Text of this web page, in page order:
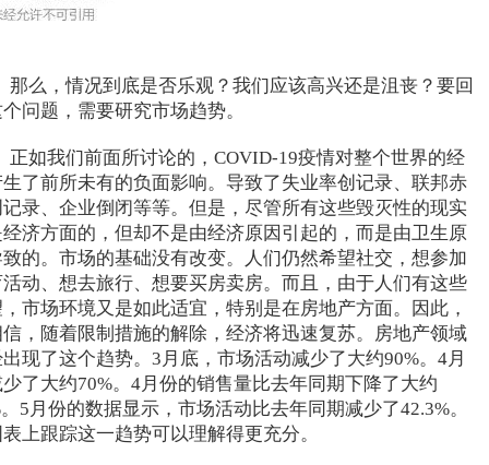
那么，情况到底是否乐观？我们应该高兴还是沮丧？要回
问题，需要研究市场趋势。
正如我们前面所讨论的，COVID-19疫情对整个世界的经
了前所未有的负面影响。导致了失业率创记录、联邦赤
录、企业倒闭等等。但是，尽管所有这些毁灭性的现实
济方面的，但却不是由经济原因引起的，而是由卫生原
的。市场的基础没有改变。人们仍然希望社交，想参加
动、想去旅行、想要买房卖房。而且，由于人们有这些
市场环境又是如此适宜，特别是在房地产方面。因此，
，随着限制措施的解除，经济将迅速复苏。房地产领域
现了这个趋势。3月底，市场活动减少了大约90%。4月
了大约70%。4月份的销售量比去年同期下降了大约
5月份的数据显示，市场活动比去年同期减少了42.3%。
上跟踪这一趋势可以理解得更充分。